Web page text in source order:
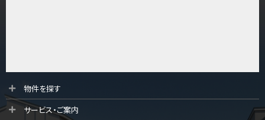
第10位
3,680万円
物件を探す
サービス・ご案内